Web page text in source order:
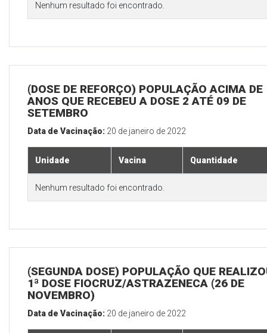
Nenhum resultado foi encontrado.
(DOSE DE REFORÇO) POPULAÇÃO ACIMA DE
ANOS QUE RECEBEU A DOSE 2 ATÉ 09 DE
SETEMBRO
Data de Vacinação: 20 de janeiro de 2022
Unidade Vacina Quantidade
Nenhum resultado foi encontrado.
(SEGUNDA DOSE) POPULAÇÃO QUE
1ª DOSE FIOCRUZ/ASTRAZENECA (26 DE
NOVEMBRO)
Data de Vacinação: 20 de janeiro de 2022